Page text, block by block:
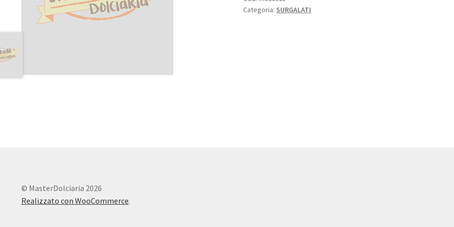
Categoria: SURGALATI
© MasterDolciaria 2026
Realizzato con WooCommerce.